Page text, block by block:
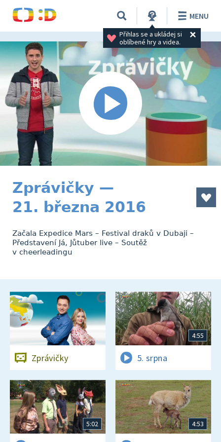
Přihlas se a ukládej si
oblíbené hry a videa.
MENU
Zprávičky —
21. března 2016
Začala Expedice Mars – Festival draků v Dubaji –
Představení Já, Jůtuber live – Soutěž
v cheerleadingu
Zprávičky
4:55
5. srpna
5:02 4:53